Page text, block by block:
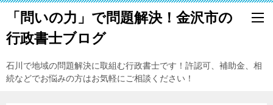
「問いの力」で問題解決！金沢市の
行政書士ブログ
石川で地域の問題解決に取組む行政書士です！許認可、補助金、相
続などでお悩みの方はお気軽にご相談ください！